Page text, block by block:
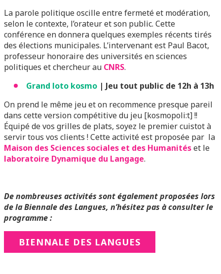
La parole politique oscille entre fermeté et modération,
selon le contexte, l’orateur et son public. Cette
conférence en donnera quelques exemples récents tirés
des élections municipales. L’intervenant est Paul Bacot,
professeur honoraire des universités en sciences
politiques et chercheur au CNRS.
Grand loto kosmo | Jeu tout public de 12h à 13h
On prend le même jeu et on recommence presque pareil
dans cette version compétitive du jeu [kosmopoli:t] !!
Équipé de vos grilles de plats, soyez le premier cuistot à
servir tous vos clients ! Cette activité est proposée par la
Maison des Sciences sociales et des Humanitéset le
laboratoire Dynamique du Langage.
De nombreuses activités sont également proposées lors
de la Biennale des Langues, n’hésitez pas à consulter le
programme :
BIENNALE DES LANGUES